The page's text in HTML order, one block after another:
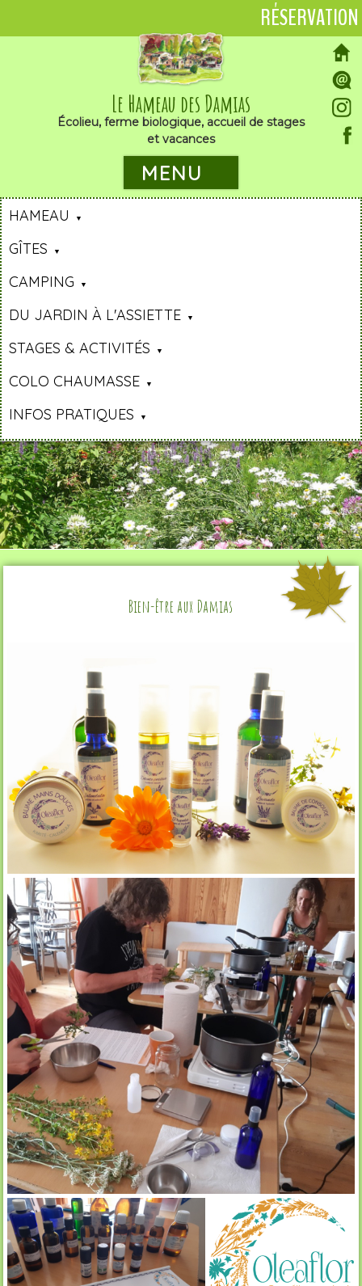
RÉSERVATION
Le Hameau des Damias
Écolieu, ferme biologique, accueil de stages
et vacances
MENU
HAMEAU
GÎTES
CAMPING
DU JARDIN À L'ASSIETTE
STAGES & ACTIVITÉS
COLO CHAUMASSE
INFOS PRATIQUES
Bien-être aux Damias